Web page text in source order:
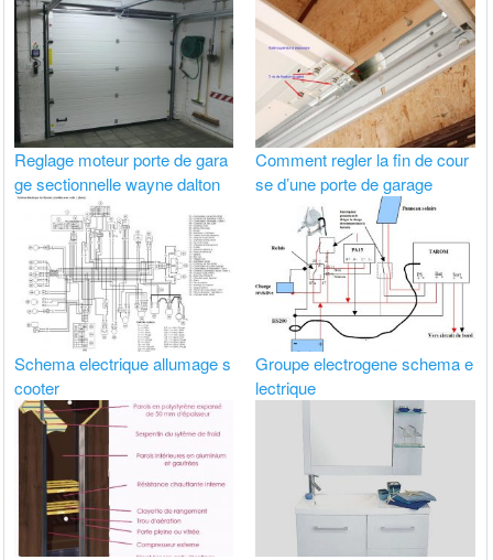
Reglage moteur porte de gara
ge sectionnelle wayne dalton
Comment regler la fin de cour
se d’une porte de garage
Schema electrique allumage s
cooter
Groupe electrogene schema e
lectrique